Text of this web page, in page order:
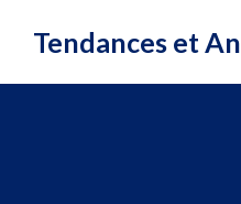
Tendances et